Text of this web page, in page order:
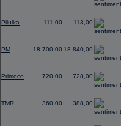
Pilulka 111,00 113,00
PM 18 700,00 18 840,00
Primoco 720,00 728,00
TMR 360,00 388,00